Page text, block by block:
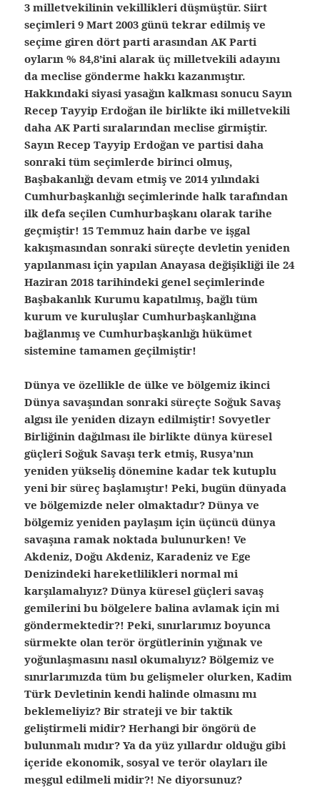
3 milletvekilinin vekillikleri düşmüştür. Siirt
seçimleri 9 Mart 2003 günü tekrar edilmiş ve
seçime giren dört parti arasından AK Parti
oyların % 84,8’ini alarak üç milletvekili adayını
da meclise gönderme hakkı kazanmıştır.
Hakkındaki siyasi yasağın kalkması sonucu Sayın
Recep Tayyip Erdoğan ile birlikte iki milletvekili
daha AK Parti sıralarından meclise girmiştir.
Sayın Recep Tayyip Erdoğan ve partisi daha
sonraki tüm seçimlerde birinci olmuş,
Başbakanlığı devam etmiş ve 2014 yılındaki
Cumhurbaşkanlığı seçimlerinde halk tarafından
ilk defa seçilen Cumhurbaşkanı olarak tarihe
geçmiştir! 15 Temmuz hain darbe ve işgal
kakışmasından sonraki süreçte devletin yeniden
yapılanması için yapılan Anayasa değişikliği ile 24
Haziran 2018 tarihindeki genel seçimlerinde
Başbakanlık Kurumu kapatılmış, bağlı tüm
kurum ve kuruluşlar Cumhurbaşkanlığına
bağlanmış ve Cumhurbaşkanlığı hükümet
sistemine tamamen geçilmiştir!
Dünya ve özellikle de ülke ve bölgemiz ikinci
Dünya savaşından sonraki süreçte Soğuk Savaş
algısı ile yeniden dizayn edilmiştir! Sovyetler
Birliğinin dağılması ile birlikte dünya küresel
güçleri Soğuk Savaşı terk etmiş, Rusya’nın
yeniden yükseliş dönemine kadar tek kutuplu
yeni bir süreç başlamıştır! Peki, bugün dünyada
ve bölgemizde neler olmaktadır? Dünya ve
bölgemiz yeniden paylaşım için üçüncü dünya
savaşına ramak noktada bulunurken! Ve
Akdeniz, Doğu Akdeniz, Karadeniz ve Ege
Denizindeki hareketlilikleri normal mi
karşılamalıyız? Dünya küresel güçleri savaş
gemilerini bu bölgelere balina avlamak için mi
göndermektedir?! Peki, sınırlarımız boyunca
sürmekte olan terör örgütlerinin yığınak ve
yoğunlaşmasını nasıl okumalıyız? Bölgemiz ve
sınırlarımızda tüm bu gelişmeler olurken, Kadim
Türk Devletinin kendi halinde olmasını mı
beklemeliyiz? Bir strateji ve bir taktik
geliştirmeli midir? Herhangi bir öngörü de
bulunmalı mıdır? Ya da yüz yıllardır olduğu gibi
içeride ekonomik, sosyal ve terör olayları ile
meşgul edilmeli midir?! Ne diyorsunuz?